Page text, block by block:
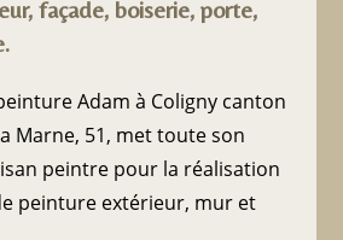
façade, boiserie, porte,
Adam à Coligny canton
Marne, 51, met toute son
peintre pour la réalisation
peinture extérieur, mur et